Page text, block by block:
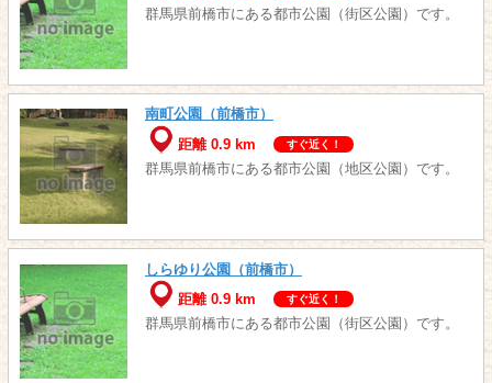
群馬県前橋市にある都市公園（街区公園）です。
南町公園（前橋市）
距離 0.9 km
すぐ近く！
群馬県前橋市にある都市公園（地区公園）です。
しらゆり公園（前橋市）
距離 0.9 km
すぐ近く！
群馬県前橋市にある都市公園（街区公園）です。